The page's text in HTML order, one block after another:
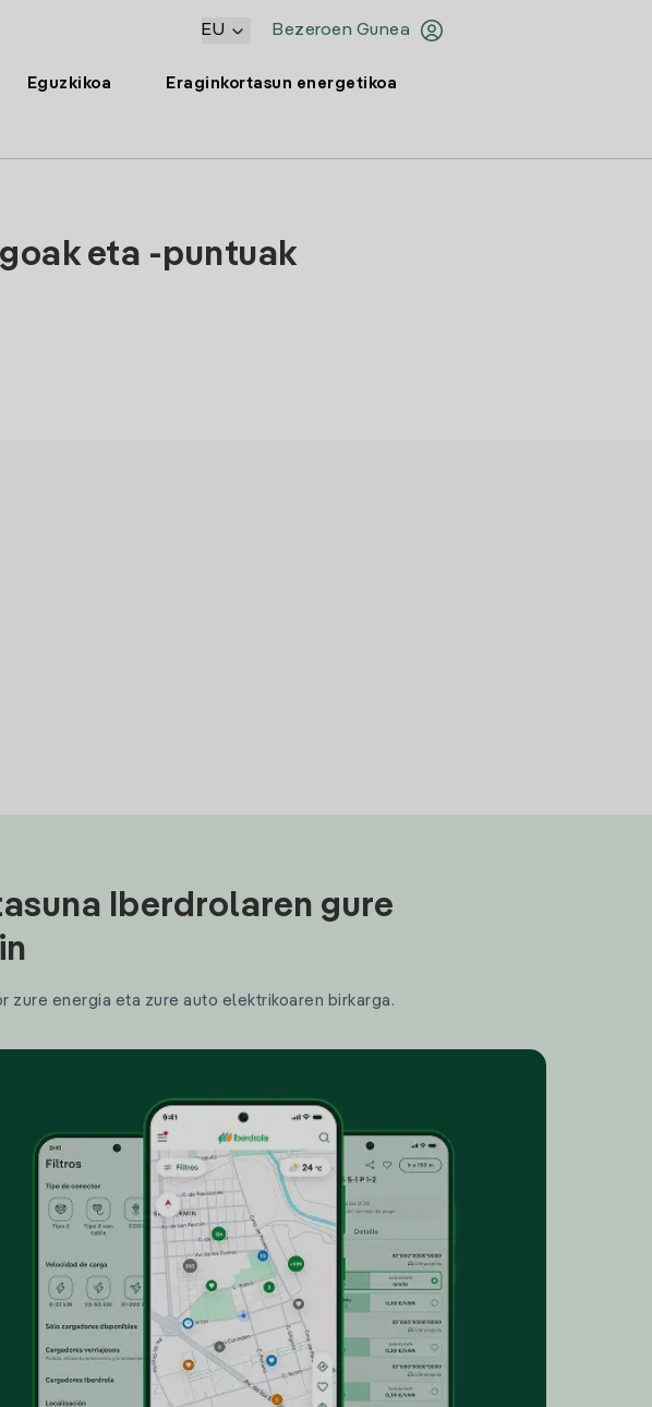
Bezeroen Gunea
EU
Eguzkikoa Eraginkortasun energetikoa
eta -puntuak
Iberdrolaren gure
zure energia eta zure auto elektrikoaren birkarga.